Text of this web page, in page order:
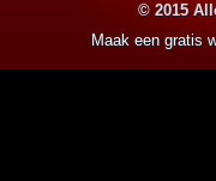
© 2015
Maak een gratis